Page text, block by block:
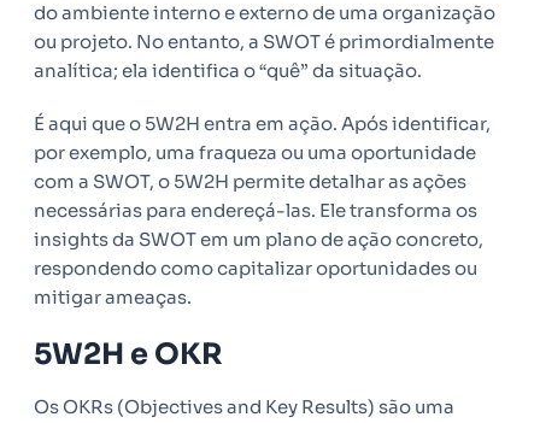
do ambiente interno e externo de uma organização
ou projeto. No entanto, a SWOT é primordialmente
analítica; ela identifica o “quê” da situação.
É aqui que o 5W2H entra em ação. Após identificar,
por exemplo, uma fraqueza ou uma oportunidade
com a SWOT, o 5W2H permite detalhar as ações
necessárias para endereçá-las. Ele transforma os
insights da SWOT em um plano de ação concreto,
respondendo como capitalizar oportunidades ou
mitigar ameaças.
5W2H e OKR
Os OKRs (Objectives and Key Results) são uma